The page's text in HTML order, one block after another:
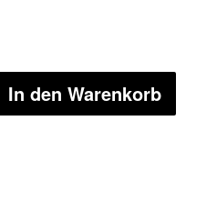
In den Warenkorb